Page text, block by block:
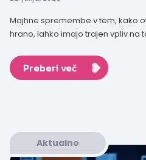
Majhne spremembe v tem, kako
hrano, lahko imajo trajen vpliv na
Preberi več
Aktualno